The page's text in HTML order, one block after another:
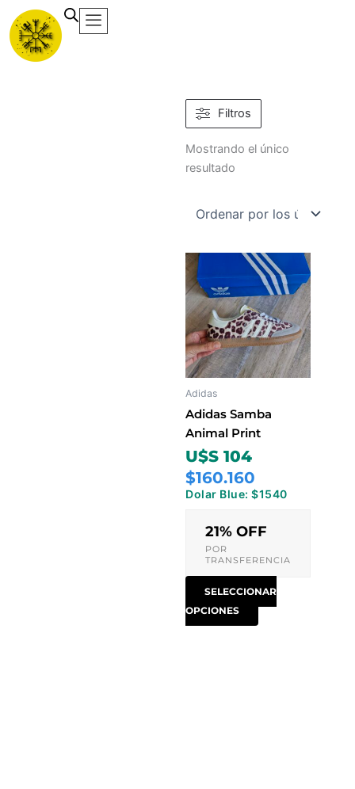
contenido
Filtros
Mostrando el único
resultado
Adidas
Adidas Samba
Animal Print
U$S 104
$160.160
Dolar Blue: $1540
21% OFF
POR
TRANSFERENCIA
SELECCIONAR
OPCIONES
Este
producto
tiene
múltiples
variantes.
Las
opciones
pueden
elegir
página
producto